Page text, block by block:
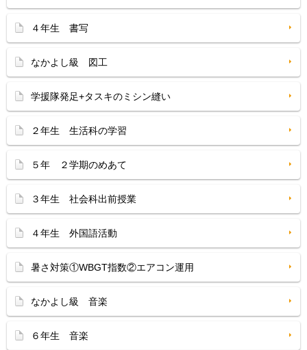
４年生 書写
なかよし級 図工
学援隊発足+タスキのミシン縫い
２年生 生活科の学習
５年 ２学期のめあて
３年生 社会科出前授業
４年生 外国語活動
暑さ対策①WBGT指数②エアコン運用
なかよし級 音楽
６年生 音楽